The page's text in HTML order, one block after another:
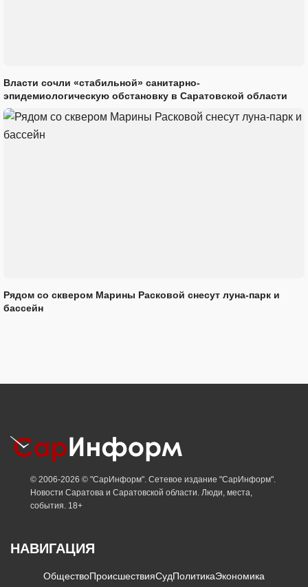
Власти сочли «стабильной» санитарно-
эпидемиологическую обстановку в Саратовской области
Рядом со сквером Марины Расковой снесут луна-парк и
бассейн
© 2006-2026 © "СарИнформ". Сетевое издание "СарИнформ".
Новости Саратова и Саратовской области. Люди, места,
события. 18+
НАВИГАЦИЯ
ОбществоПроисшествияСудПолитикаЭкономика